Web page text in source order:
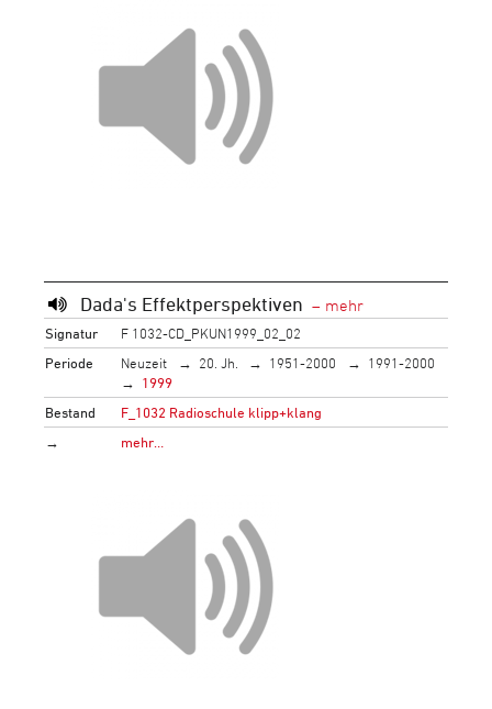
Dada's Effektperspektiven
Signatur
F 1032-CD_PKUN1999_02_02
Periode
Neuzeit 20. Jh. 1951-2000
1991-2000
1999
Bestand
F_1032 Radioschule klipp+klang
→
mehr…